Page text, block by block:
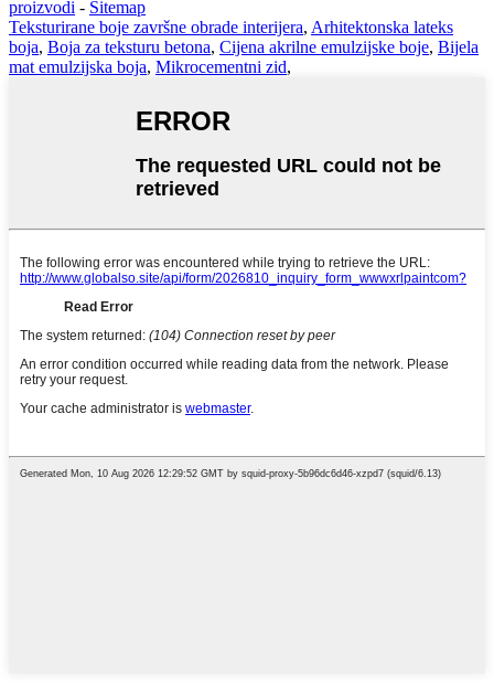
proizvodi - Sitemap
Teksturirane boje završne obrade interijera, Arhitektonska lateks
boja, Boja za teksturu betona, Cijena akrilne emulzijske boje, Bijela
mat emulzijska boja, Mikrocementni zid,